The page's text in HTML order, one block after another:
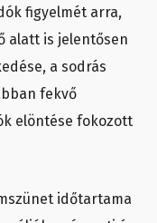
figyelmét arra,
alatt is jelentősen
a sodrás
fekvő
elöntése fokozott
időtartama